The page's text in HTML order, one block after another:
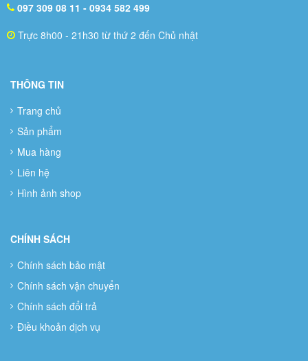
097 309 08 11 - 0934 582 499
Trực 8h00 - 21h30 từ thứ 2 đến Chủ nhật
THÔNG TIN
Trang chủ
Sản phẩm
Mua hàng
Liên hệ
Hình ảnh shop
CHÍNH SÁCH
Chính sách bảo mật
Chính sách vận chuyển
Chính sách đổi trả
Điều khoản dịch vụ